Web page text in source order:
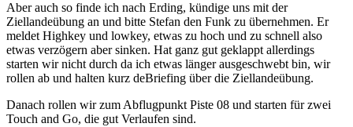
Aber auch so finde ich nach Erding, kündige uns mit der
Ziellandeübung an und bitte Stefan den Funk zu übernehmen. Er
meldet Highkey und lowkey, etwas zu hoch und zu schnell also
etwas verzögern aber sinken. Hat ganz gut geklappt allerdings
starten wir nicht durch da ich etwas länger ausgeschwebt bin, wir
rollen ab und halten kurz deBriefing über die Ziellandeübung.
Danach rollen wir zum Abflugpunkt Piste 08 und starten für zwei
Touch and Go, die gut Verlaufen sind.